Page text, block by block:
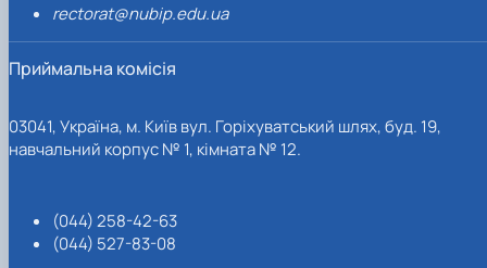
rectorat@nubip.edu.ua
Приймальна комісія
03041, Україна, м. Київ вул. Горіхуватський шлях, буд. 19,
навчальний корпус № 1, кімната № 12.
(044) 258-42-63
(044) 527-83-08